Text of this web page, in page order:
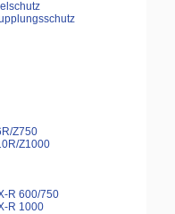
Z750
Z1000
R 600/750
R 1000